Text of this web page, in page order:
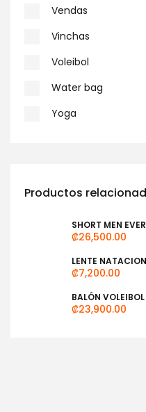
Vendas
Vinchas
Voleibol
Water bag
Yoga
Productos
SHORT MEN
₡26,500.00
LENTE
₡7,200.00
BALÓN
₡23,900.00